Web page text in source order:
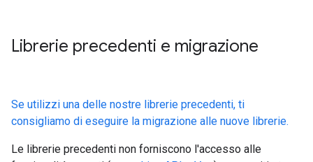
Librerie precedenti e migrazione
Se utilizzi una delle nostre librerie precedenti, ti
consigliamo di eseguire la migrazione alle nuove librerie.
Le librerie precedenti non forniscono l'accesso alle